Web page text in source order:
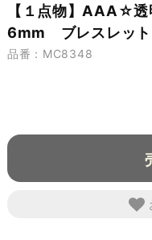
【１点物】AAA☆
6mm ブレスレッ
品番：MC8348